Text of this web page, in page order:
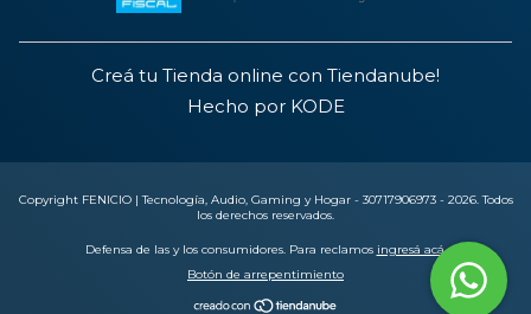
Creá tu Tienda online con Tiendanube!
Hecho por KODE
Copyright FENICIO | Tecnología, Audio, Gaming y Hogar - 30717906973 - 2026. Todos
los derechos reservados.
Defensa de las y los consumidores. Para reclamos ingresá acá.
Botón de arrepentimiento